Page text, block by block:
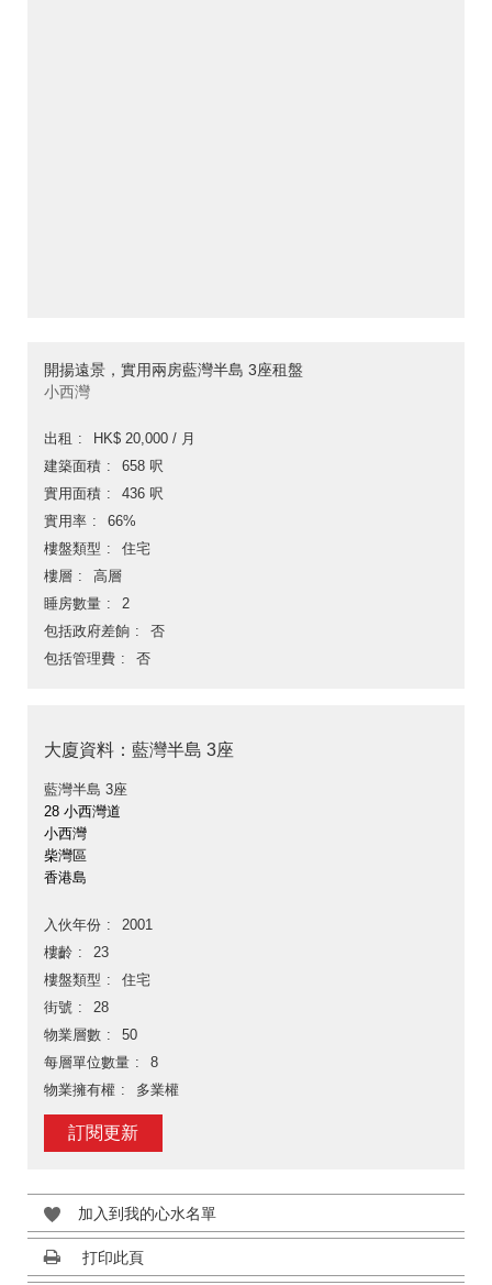
開揚遠景，實用兩房藍灣半島 3座租盤
小西灣
出租
HK$ 20,000 / 月
建築面積
658 呎
實用面積
436 呎
實用率
66%
樓盤類型
住宅
樓層
高層
睡房數量
2
包括政府差餉
否
包括管理費
否
大廈資料：藍灣半島 3座
藍灣半島 3座
28 小西灣道
小西灣
柴灣區
香港島
入伙年份
2001
樓齡
23
樓盤類型
住宅
街號
28
物業層數
50
每層單位數量
8
物業擁有權
多業權
訂閱更新
加入到我的心水名單
打印此頁